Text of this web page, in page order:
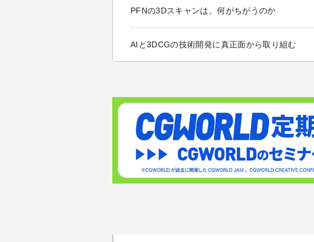
PFNの3Dスキャンは、何がちがうのか
AIと3DCGの技術開発に真正面から取り組む